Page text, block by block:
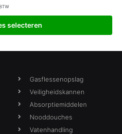
selecteren
Gasflessenopslag
Veiligheidskannen
Absorptiemiddelen
Nooddouches
Vatenhandling